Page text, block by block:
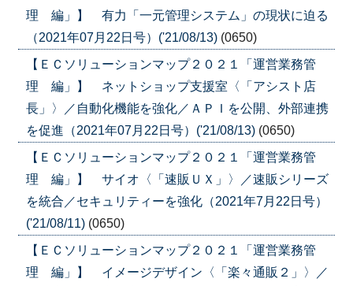
理 編」】 有力「一元管理システム」の現状に迫る
（2021年07月22日号）('21/08/13) (0650)
【ＥＣソリューションマップ２０２１「運営業務管
理 編」】 ネットショップ支援室〈「アシスト店
長」〉／自動化機能を強化／ＡＰＩを公開、外部連携
を促進（2021年07月22日号）('21/08/13) (0650)
【ＥＣソリューションマップ２０２１「運営業務管
理 編」】 サイオ〈「速販ＵＸ」〉／速販シリーズ
を統合／セキュリティーを強化（2021年7月22日号）
('21/08/11) (0650)
【ＥＣソリューションマップ２０２１「運営業務管
理 編」】 イメージデザイン〈「楽々通販２」〉／